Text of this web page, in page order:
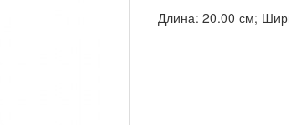
Длина: 20.00 см;